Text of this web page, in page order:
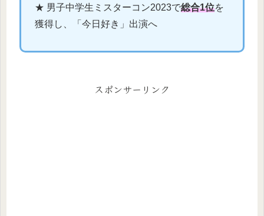
★ 男子中学生ミスターコン2023で総合1位を
獲得し、「今日好き」出演へ
スポンサーリンク